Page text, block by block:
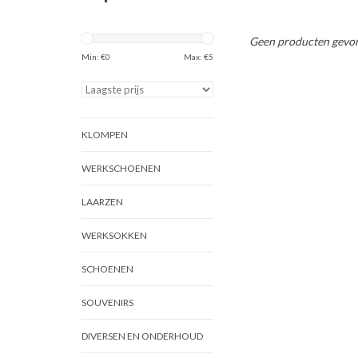
Min: €0 Max: €5
KLOMPEN
WERKSCHOENEN
LAARZEN
WERKSOKKEN
SCHOENEN
SOUVENIRS
DIVERSEN EN ONDERHOUD
Geen producten